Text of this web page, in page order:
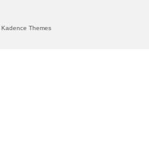
Kadence Themes